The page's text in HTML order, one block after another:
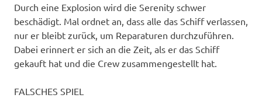
Durch eine Explosion wird die Serenity schwer
beschädigt. Mal ordnet an, dass alle das Schiff verlassen,
nur er bleibt zurück, um Reparaturen durchzuführen.
Dabei erinnert er sich an die Zeit, als er das Schiff
gekauft hat und die Crew zusammengestellt hat.
FALSCHES SPIEL